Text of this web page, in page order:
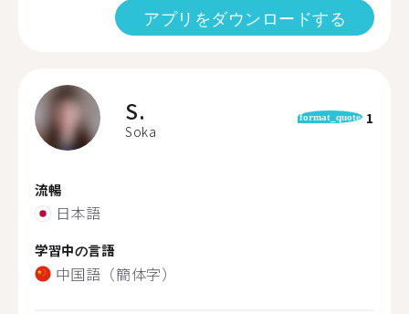
アプリをダウンロードする
S.
Soka
format_quote 1
流暢
日本語
学習中の言語
中国語（簡体字）